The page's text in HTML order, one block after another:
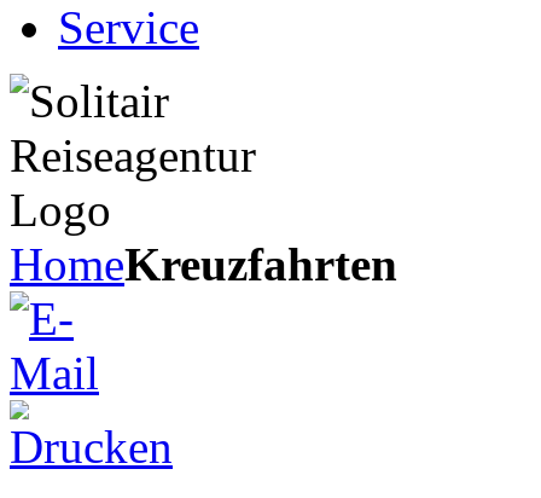
Service
HomeKreuzfahrten